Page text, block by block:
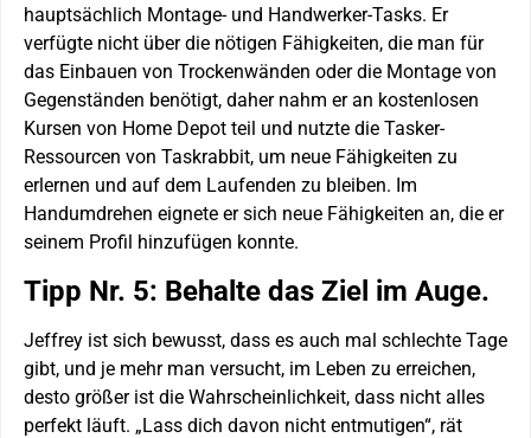
hauptsächlich Montage- und Handwerker-Tasks. Er
verfügte nicht über die nötigen Fähigkeiten, die man für
das Einbauen von Trockenwänden oder die Montage von
Gegenständen benötigt, daher nahm er an kostenlosen
Kursen von Home Depot teil und nutzte die Tasker-
Ressourcen von Taskrabbit, um neue Fähigkeiten zu
erlernen und auf dem Laufenden zu bleiben. Im
Handumdrehen eignete er sich neue Fähigkeiten an, die er
seinem Profil hinzufügen konnte.
Tipp Nr. 5: Behalte das Ziel im Auge.
Jeffrey ist sich bewusst, dass es auch mal schlechte Tage
gibt, und je mehr man versucht, im Leben zu erreichen,
desto größer ist die Wahrscheinlichkeit, dass nicht alles
perfekt läuft. „Lass dich davon nicht entmutigen“, rät